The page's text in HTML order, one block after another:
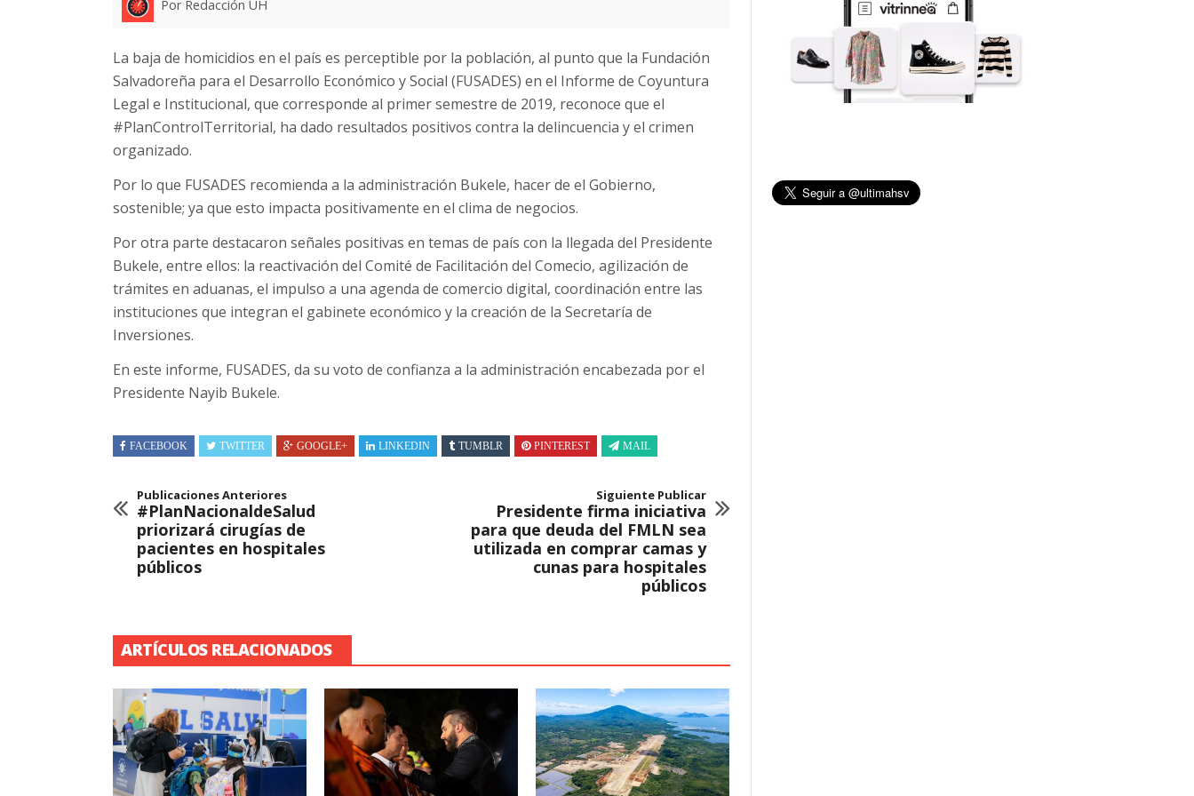
Por Redacción UH
La baja de homicidios en el país es perceptible por la población, al punto que la Fundación
Salvadoreña para el Desarrollo Económico y Social (FUSADES) en el Informe de Coyuntura
Legal e Institucional, que corresponde al primer semestre de 2019, reconoce que el
#PlanControlTerritorial, ha dado resultados positivos contra la delincuencia y el crimen
organizado.
Por lo que FUSADES recomienda a la administración Bukele, hacer de el Gobierno,
sostenible; ya que esto impacta positivamente en el clima de negocios.
Por otra parte destacaron señales positivas en temas de país con la llegada del Presidente
Bukele, entre ellos: la reactivación del Comité de Facilitación del Comecio, agilización de
trámites en aduanas, el impulso a una agenda de comercio digital, coordinación entre las
instituciones que integran el gabinete económico y la creación de la Secretaría de
Inversiones.
En este informe, FUSADES, da su voto de confianza a la administración encabezada por el
Presidente Nayib Bukele.
FACEBOOK TWITTER GOOGLE+ LINKEDIN TUMBLR PINTEREST MAIL
Publicaciones Anteriores
#PlanNacionaldeSalud
priorizará cirugías de
pacientes en hospitales
públicos
Siguiente Publicar
Presidente firma iniciativa
para que deuda del FMLN sea
utilizada en comprar camas y
cunas para hospitales
públicos
ARTÍCULOS RELACIONADOS